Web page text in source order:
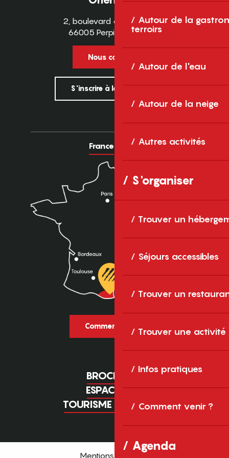
Autour de la
terroirs
Autour de l'eau
Autour de la neige
Autres activités
S'organiser
Trouver un
Séjours accessibles
Trouver un
Trouver une activité
Infos pratiques
Comment venir ?
Agenda
2, boulevard des Pyrénées
66005 Perpignan Cedex
Nous contacter
S'inscrire à la newsletter
France Europe
Comment venir ?
BROCHURES
ESPACE PRO
TOURISME D'AFFAIRES
Mentions légales